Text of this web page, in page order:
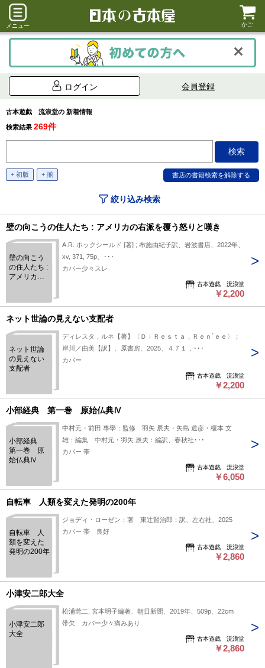
メニュー かご
ログイン 会員登録
古本遊戯 流浪堂の 新着情報
検索結果 269件
+ 初版 + 揃
絞り込み検索
壁の向こうの住人たち : アメリカの右派を覆う怒りと嘆き
壁の向こう
の住人たち :
アメリカの
A.R. ホックシールド [著] ; 布施由紀子訳、岩波書店、2022年、
xv, 371, 75p、･･･
カバー少々スレ
古本遊戯 流浪堂
￥2,200
ネット世論の見えない支配者
ネット世論
の見えない
支配者
ディレスタ，ルネ【著】〈ＤｉＲｅｓｔａ，Ｒｅｎ´ｅｅ〉；
岸川／由美【訳】、原書房、2025、４７１，･･･
カバー
古本遊戯 流浪堂
￥2,200
小部経典 第一巻 原始仏典Ⅳ
小部経典
第一巻 原
始仏典Ⅳ
中村元・前田 專學：監修 羽矢 辰夫・矢島 道彦・榎本 文
雄：編集 中村元・羽矢 辰夫：編訳、春秋社･･･
カバー 帯
古本遊戯 流浪堂
￥6,050
自転車 人類を変えた発明の200年
自転車 人
類を変えた
発明の200年
ジョディ・ローゼン：著 東辻賢治郎：訳、左右社、2025
カバー 帯 良好
古本遊戯 流浪堂
￥2,860
小津安二郎大全
小津安二郎
大全
松浦莞二, 宮本明子編著、朝日新聞、2019年、509p、22cm
帯欠 カバー少々痛みあり
古本遊戯 流浪堂
￥2,860